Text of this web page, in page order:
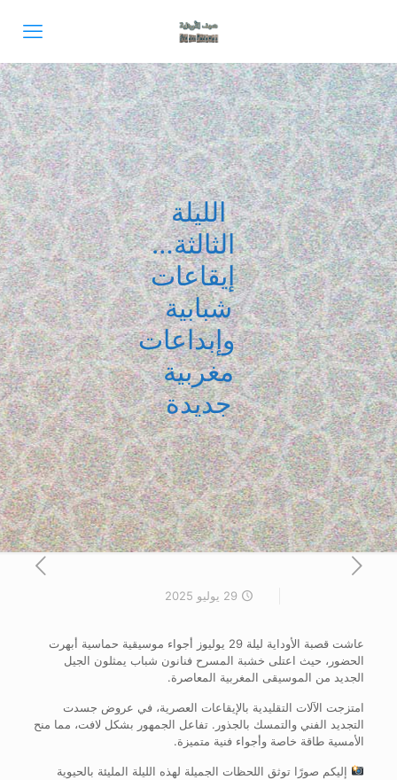
الليلة
الثالثة…
إيقاعات
شبابية
وإبداعات
مغربية
جديدة
29 يوليو 2025
عاشت قصبة الأوداية ليلة 29 يوليوز أجواء موسيقية حماسية أبهرت
الحضور، حيث اعتلى خشبة المسرح فنانون شباب يمثلون الجيل
الجديد من الموسيقى المغربية المعاصرة.
امتزجت الآلات التقليدية بالإيقاعات العصرية، في عروض جسدت
التجديد الفني والتمسك بالجذور. تفاعل الجمهور بشكل لافت، مما منح
الأمسية طاقة خاصة وأجواء فنية متميزة.
إليكم صورًا توثق اللحظات الجميلة لهذه الليلة المليئة بالحيوية